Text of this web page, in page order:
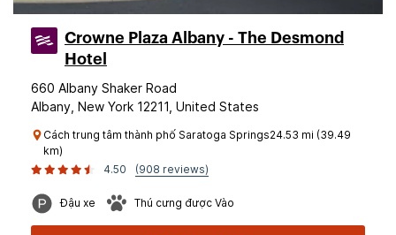
Crowne Plaza Albany - The Desmond
Hotel
660 Albany Shaker Road
Albany, New York 12211, United States
Cách trung tâm thành phố Saratoga Springs24.53 mi (39.49
km)
4.50
(908 reviews)
Đậu xe Thú cưng được Vào